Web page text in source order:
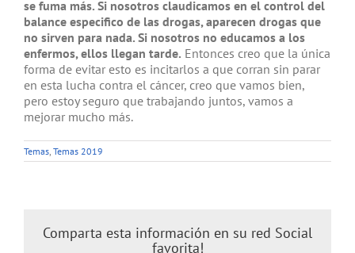
se fuma más. Si nosotros claudicamos en el control del
balance especifico de las drogas, aparecen drogas que
no sirven para nada. Si nosotros no educamos a los
enfermos, ellos llegan tarde. Entonces creo que la única
forma de evitar esto es incitarlos a que corran sin parar
en esta lucha contra el cáncer, creo que vamos bien,
pero estoy seguro que trabajando juntos, vamos a
mejorar mucho más.
Temas Temas 2019
Comparta esta información en su red Social
favorita!